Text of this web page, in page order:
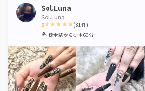
Sol.Luna
Sol.Luna
5
1 2 3 4 5
(31件)
橋本駅から徒歩60分